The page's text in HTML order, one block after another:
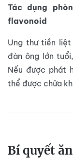
Tác dụng
flavonoid
Ung thư tiền liệt
đàn ông lớn
Nếu được phát
thể được chữa
Bí quyết